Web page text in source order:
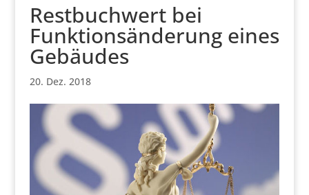
Restbuchwert bei
Funktionsänderung eines
Gebäudes
20. Dez. 2018